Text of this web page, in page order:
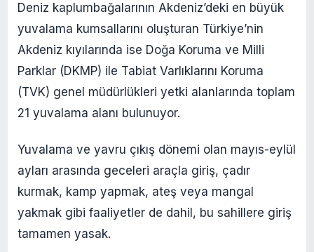
Deniz kaplumbağalarının Akdeniz’deki en büyük
yuvalama kumsallarını oluşturan Türkiye’nin
Akdeniz kıyılarında ise Doğa Koruma ve Milli
Parklar (DKMP) ile Tabiat Varlıklarını Koruma
(TVK) genel müdürlükleri yetki alanlarında toplam
21 yuvalama alanı bulunuyor.
Yuvalama ve yavru çıkış dönemi olan mayıs-eylül
ayları arasında geceleri araçla giriş, çadır
kurmak, kamp yapmak, ateş veya mangal
yakmak gibi faaliyetler de dahil, bu sahillere giriş
tamamen yasak.